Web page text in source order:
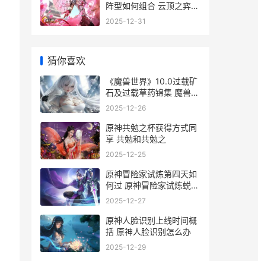
阵型如何组合 云顶之弈精
粹怎么得
2025-12-31
猜你喜欢
《魔兽世界》10.0过载矿
石及过载草药锦集 魔兽世
界10.0巨龙时代
2025-12-26
原神共勉之杯获得方式同
享 共勉和共勉之
2025-12-25
原神冒险家试炼第四天如
何过 原神冒险家试炼蜕变
篇
2025-12-27
原神人脸识别上线时间概
括 原神人脸识别怎么办
2025-12-29